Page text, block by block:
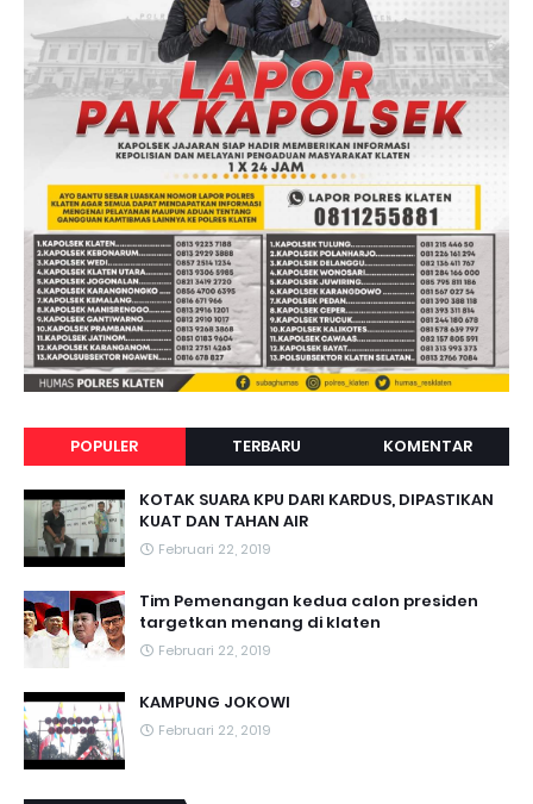
POPULER TERBARU KOMENTAR
KOTAK SUARA KPU DARI KARDUS, DIPASTIKAN
KUAT DAN TAHAN AIR
Februari 22, 2019
Tim Pemenangan kedua calon presiden
targetkan menang di klaten
Februari 22, 2019
KAMPUNG JOKOWI
Februari 22, 2019